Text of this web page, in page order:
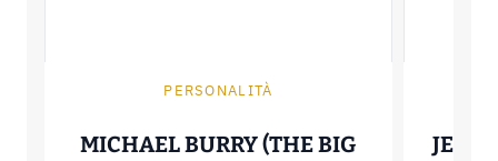
PERSONALITÀ
MICHAEL BURRY (THE BIG